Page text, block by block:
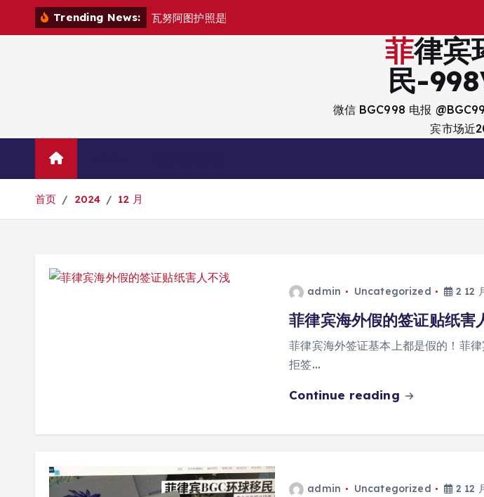
Trending News: 瓦努阿图护照是
菲律宾环球移
民-
微信 BGC998 电报
宾市场近
首页 2024 12 月
admin Uncategorized 2 12
菲律宾海外假的签证贴纸害
菲律宾海外签证基本上都是假的！菲
拒签…
Continue reading
admin Uncategorized 2 12